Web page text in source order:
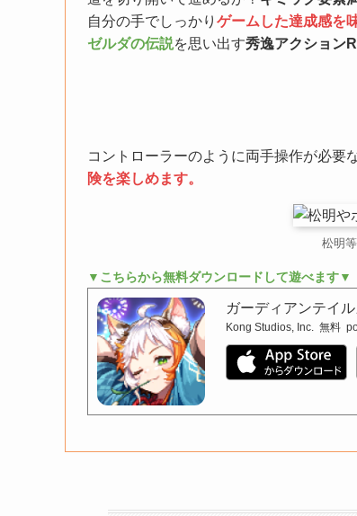
自分の手でしっかり ゲームした達成感を
ゼルダの伝説を思い出す秀逸アクション
コントローラーのように両手操作が必要
険を楽しめます。
松明
▼こちらから無料ダウンロードして遊べます▼
ガーディアンテイ
Kong Studios, Inc. 無料